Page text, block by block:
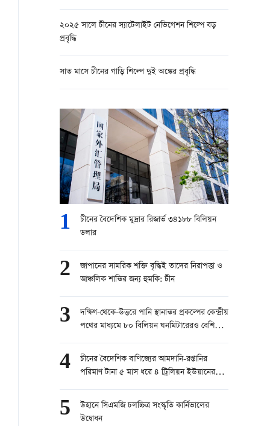
২০২৫ সালে চীনের স্যাটেলাইট নেভিগেশন শিল্পে বড়
প্রবৃদ্ধি
সাত মাসে চীনের গাড়ি শিল্পে দুই অঙ্কের প্রবৃদ্ধি
1
চীনের বৈদেশিক মুদ্রার রিজার্ভ ৩৪১৮৮ বিলিয়ন
ডলার
2
জাপানের সামরিক শক্তি বৃদ্ধিই তাদের নিরাপত্তা ও
আঞ্চলিক শান্তির জন্য হুমকি: চীন
3
দক্ষিণ-থেকে-উত্তরে পানি স্থানান্তর প্রকল্পের কেন্দ্রীয়
পথের মাধ্যমে ৮০ বিলিয়ন ঘনমিটারেরও বেশি
4
চীনের বৈদেশিক বাণিজ্যের আমদানি-রপ্তানির
পরিমাণ টানা ৫ মাস ধরে ৪ ট্রিলিয়ন ইউয়ানের
5
উহানে সিএমজি চলচ্চিত্র সংস্কৃতি কার্নিভালের
উদ্বোধন